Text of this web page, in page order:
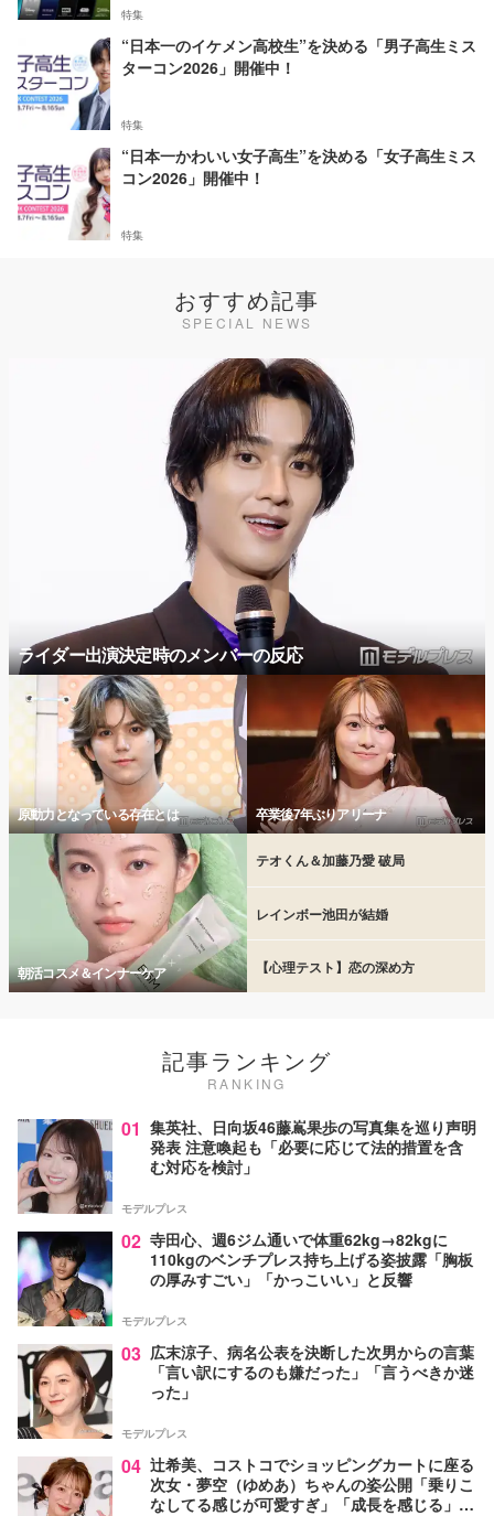
特集
“日本一のイケメン高校生”を決める「男子高生ミス
ターコン2026」開催中！
特集
“日本一かわいい女子高生”を決める「女子高生ミス
コン2026」開催中！
特集
おすすめ記事
SPECIAL NEWS
ライダー出演決定時のメンバーの反応
原動力となっている存在とは 卒業後7年ぶりアリーナ
朝活コスメ＆インナーケア
テオくん＆加藤乃愛 破局
レインボー池田が結婚
【心理テスト】恋の深め方
記事ランキング
RANKING
01 集英社、日向坂46藤嶌果歩の写真集を巡り声明
発表 注意喚起も「必要に応じて法的措置を含
む対応を検討」
モデルプレス
02 寺田心、週6ジム通いで体重62kg→82kgに
110kgのベンチプレス持ち上げる姿披露「胸板
の厚みすごい」「かっこいい」と反響
モデルプレス
03 広末涼子、病名公表を決断した次男からの言葉
「言い訳にするのも嫌だった」「言うべきか迷
った」
モデルプレス
04 辻希美、コストコでショッピングカートに座る
次女・夢空（ゆめあ）ちゃんの姿公開「乗りこ
なしてる感じが可愛すぎ」「成長を感じる」の